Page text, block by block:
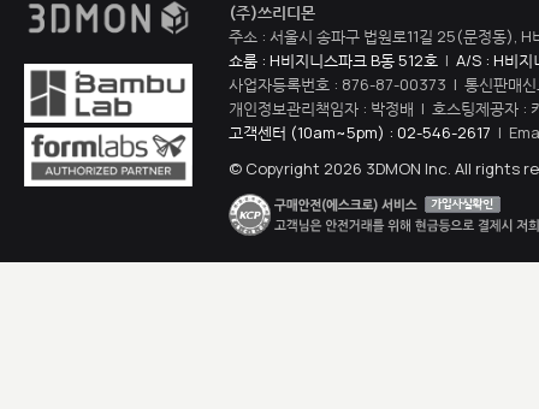
(주)쓰리디몬
주소 : 서울시 송파구 법원로11길 25(문정동),
쇼룸 : H비지니스파크 B동 512호 | A/S : H비지
사업자등록번호 : 876-87-00373 | 통신판매
개인정보관리책임자 : 박정배 | 호스팅제공자 :
고객센터 (10am~5pm) : 02-546-2617 |
© Copyright 2026 3DMON Inc. All rights